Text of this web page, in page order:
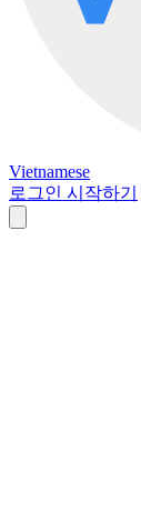
Vietnamese
로그인 시작하기